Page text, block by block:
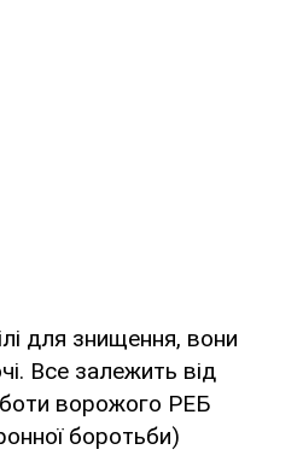
для знищення, вони
Все залежить від
ворожого РЕБ
боротьби)